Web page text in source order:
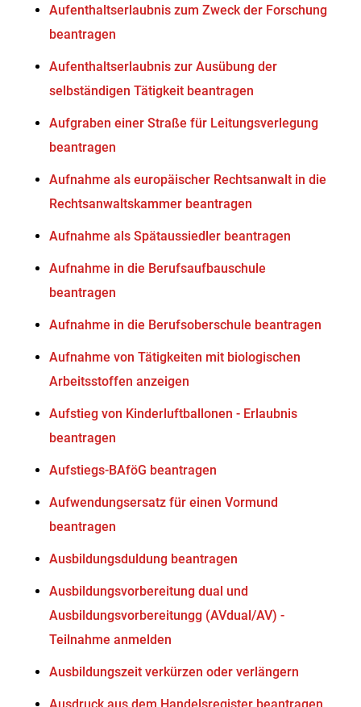
Aufenthaltserlaubnis zum Zweck der Forschung
beantragen
Aufenthaltserlaubnis zur Ausübung der
selbständigen Tätigkeit beantragen
Aufgraben einer Straße für Leitungsverlegung
beantragen
Aufnahme als europäischer Rechtsanwalt in die
Rechtsanwaltskammer beantragen
Aufnahme als Spätaussiedler beantragen
Aufnahme in die Berufsaufbauschule
beantragen
Aufnahme in die Berufsoberschule beantragen
Aufnahme von Tätigkeiten mit biologischen
Arbeitsstoffen anzeigen
Aufstieg von Kinderluftballonen - Erlaubnis
beantragen
Aufstiegs-BAföG beantragen
Aufwendungsersatz für einen Vormund
beantragen
Ausbildungsduldung beantragen
Ausbildungsvorbereitung dual und
Ausbildungsvorbereitungg (AVdual/AV) -
Teilnahme anmelden
Ausbildungszeit verkürzen oder verlängern